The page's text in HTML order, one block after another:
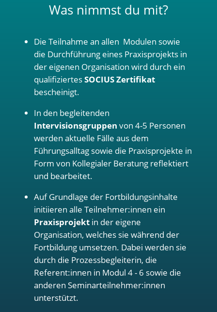
Was nimmst du mit?
Die Teilnahme an allen Modulen sowie
die Durchführung eines Praxisprojekts in
der eigenen Organisation wird durch ein
qualifiziertesSOCIUS Zertifikat
bescheinigt.
In den begleitenden
Intervisionsgruppen von 4-5 Personen
werden aktuelle Fälle aus dem
Führungsalltag sowie die Praxisprojekte in
Form von Kollegialer Beratung reflektiert
und bearbeitet.
Auf Grundlage der Fortbildungsinhalte
initiieren alle Teilnehmer:innen ein
Praxisprojektin der eigene
Organisation, welches sie während der
Fortbildung umsetzen. Dabei werden sie
durch die Prozessbegleiterin, die
Referent:innen in Modul 4 - 6 sowie die
anderen Seminarteilnehmer:innen
unterstützt.